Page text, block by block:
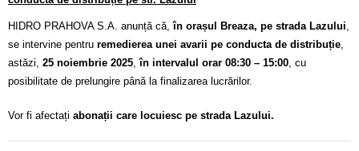
HIDRO PRAHOVA S.A. anunță că,în orașul Breaza, pe strada Lazului
se intervine pentru remedierea unei avarii pe conducta de distribuție
astăzi, 25 noiembrie 2025 ,în intervalul orar 08:30 – 15:00 , cu
posibilitate de prelungire până la finalizarea lucrărilor.
Vor fi afectați abonații care locuiesc pe strada Lazului.